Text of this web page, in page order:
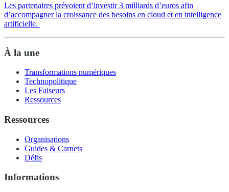
Les partenaires prévoient d’investir 3 milliards d’euros afin
d’accompagner la croissance des besoins en cloud et en intelligence
artificielle.
À la une
Transformations numériques
Technopolitique
Les Faiseurs
Ressources
Ressources
Organisations
Guides & Carnets
Défis
Informations